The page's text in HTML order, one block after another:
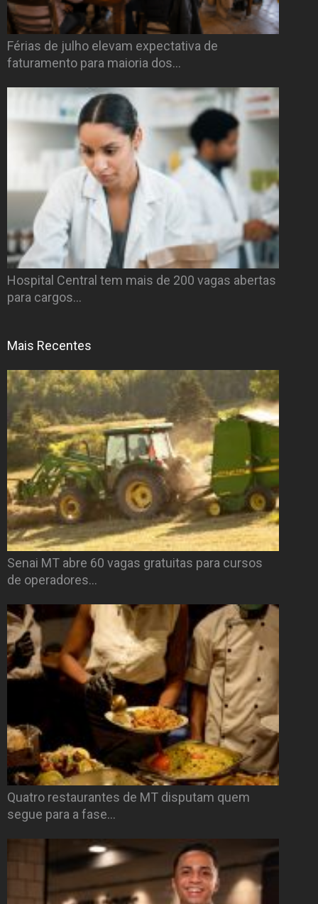
Férias de julho elevam expectativa de
faturamento para maioria dos…
Hospital Central tem mais de 200 vagas abertas
para cargos…
Mais Recentes
Senai MT abre 60 vagas gratuitas para cursos
de operadores…
Quatro restaurantes de MT disputam quem
segue para a fase…